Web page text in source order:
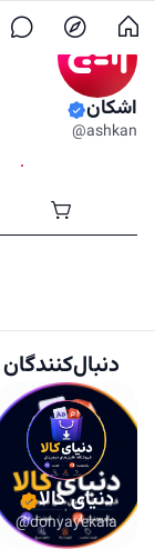
اشکان
@ashkan
دنبال کردن
کالاها
دنبال‌کنندگان
دنیای کالا
@donyayekala